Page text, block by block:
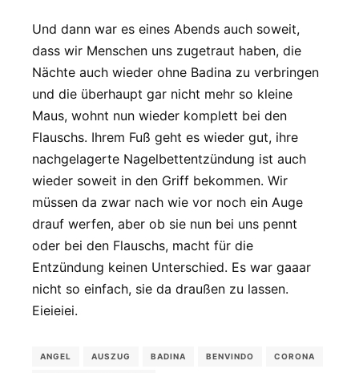
Und dann war es eines Abends auch soweit,
dass wir Menschen uns zugetraut haben, die
Nächte auch wieder ohne Badina zu verbringen
und die überhaupt gar nicht mehr so kleine
Maus, wohnt nun wieder komplett bei den
Flauschs. Ihrem Fuß geht es wieder gut, ihre
nachgelagerte Nagelbettentzündung ist auch
wieder soweit in den Griff bekommen. Wir
müssen da zwar nach wie vor noch ein Auge
drauf werfen, aber ob sie nun bei uns pennt
oder bei den Flauschs, macht für die
Entzündung keinen Unterschied. Es war gaaar
nicht so einfach, sie da draußen zu lassen.
Eieieiei.
ANGEL AUSZUG BADINA BENVINDO CORONA